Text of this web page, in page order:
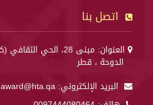
اتصل بنا
العنوان: مبنى 28، الحي الثقافي (كتارا)،
الدوحة ، قطر
البريد الإلكتروني: award@hta.qa